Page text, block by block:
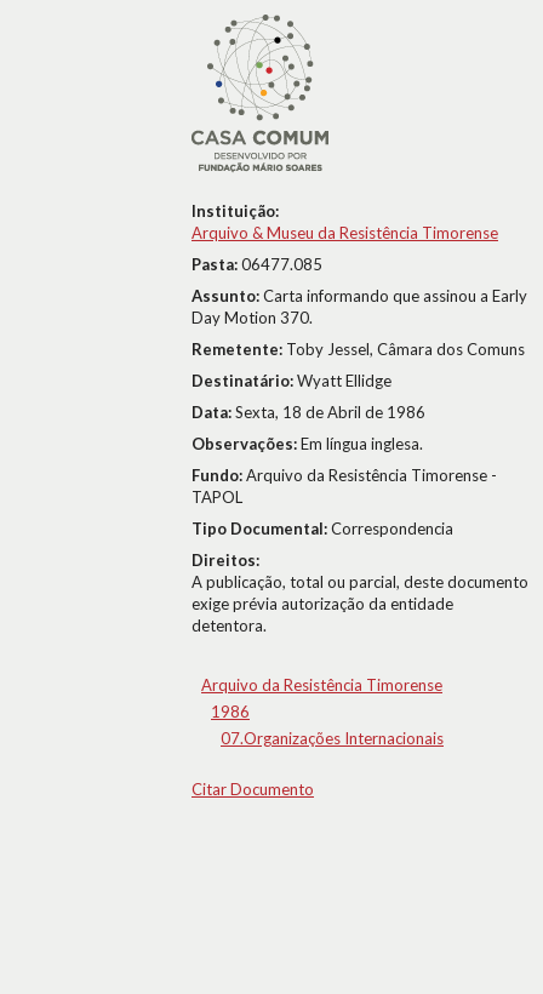
Instituição:
Arquivo & Museu da Resistência Timorense
Pasta:06477.085
Assunto:Carta informando que assinou a Early
Day Motion 370.
Remetente: Toby Jessel, Câmara dos Comuns
Destinatário:Wyatt Ellidge
Data:Sexta, 18 de Abril de 1986
Observações:Em língua inglesa.
Fundo:Arquivo da Resistência Timorense -
TAPOL
Tipo Documental:Correspondencia
Direitos:
A publicação, total ou parcial, deste documento
exige prévia autorização da entidade
detentora.
Arquivo da Resistência Timorense
1986
07.Organizações Internacionais
Citar Documento